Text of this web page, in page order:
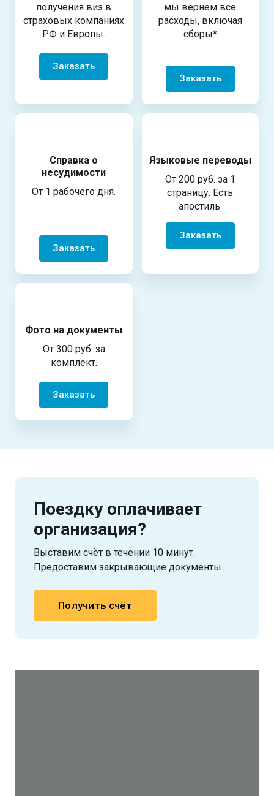
получения виз в
страховых компаниях
РФ и Европы.
Заказать
мы вернем все
расходы, включая
сборы*
Заказать
Справка о
несудимости
От 1 рабочего дня.
Заказать
Языковые переводы
От 200 руб. за 1
страницу. Есть
апостиль.
Заказать
Фото на документы
От 300 руб. за
комплект.
Заказать
Поездку оплачивает
организация?
Выставим счёт в течении 10 минут.
Предоставим закрывающие документы.
Получить счёт